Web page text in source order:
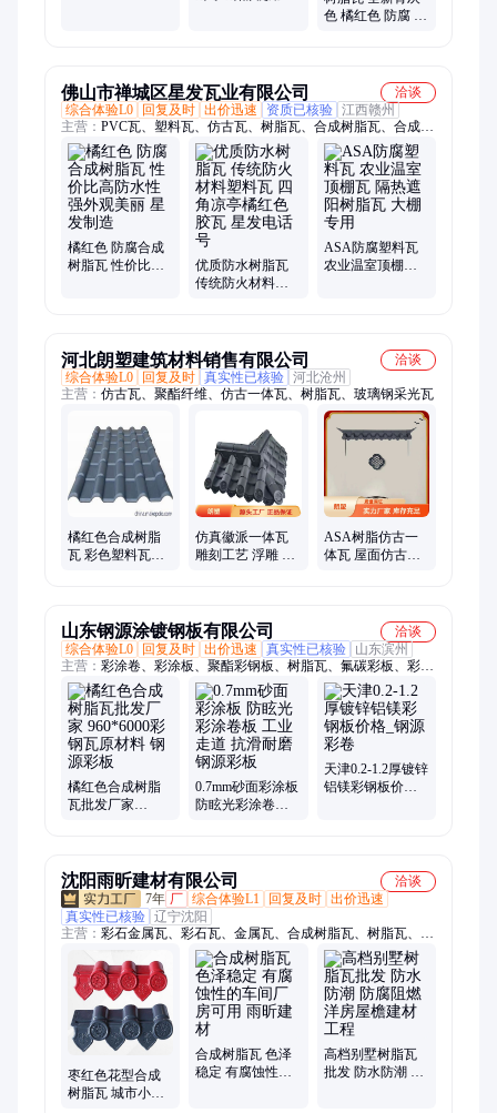
色 橘红色 防腐 隔
佛山市禅城区星发瓦业有限公司
洽谈
综合体验L0
回复及时 出价迅速 资质已核验 江西赣州
主营： PVC瓦、塑料瓦、仿古瓦、树脂瓦、合成树脂瓦、合成树
脂瓦配件、屋檐瓦、屋面瓦、仿古一体瓦、防腐、防水、防火
橘红色 防腐合成
树脂瓦 性价比高
优质防水树脂瓦
传统防火材料塑
ASA防腐塑料瓦
农业温室顶棚瓦
河北朗塑建筑材料销售有限公司
洽谈
综合体验L0
回复及时 真实性已核验 河北沧州
主营： 仿古瓦、聚酯纤维、仿古一体瓦、树脂瓦、玻璃钢采光瓦
橘红色合成树脂
瓦 彩色塑料瓦滴
仿真徽派一体瓦
雕刻工艺 浮雕 工
ASA树脂仿古一
体瓦 屋面仿古瓦
山东钢源涂镀钢板有限公司
洽谈
综合体验L0
回复及时 出价迅速 真实性已核验
山东滨州
主营： 彩涂卷、彩涂板、聚酯彩钢板、树脂瓦、氟碳彩板、彩钢
围挡板、彩色涂层钢板
橘红色合成树脂
瓦批发厂家
0.7mm砂面彩涂板
防眩光彩涂卷板
天津0.2-1.2厚镀锌
铝镁彩钢板价格_
沈阳雨昕建材有限公司
洽谈
7年 厂 综合体验L1 回复及时 出价迅速
真实性已核验 辽宁沈阳
主营： 彩石金属瓦、彩石瓦、金属瓦、合成树脂瓦、树脂瓦、合
成树脂瓦厂家、树脂瓦厂家、彩石金属瓦厂家、北京彩石金属瓦
厂家、仿古瓦、彩石金属瓦批发
枣红色花型合成
树脂瓦 城市小区
合成树脂瓦 色泽
稳定 有腐蚀性的
高档别墅树脂瓦
批发 防水防潮 防